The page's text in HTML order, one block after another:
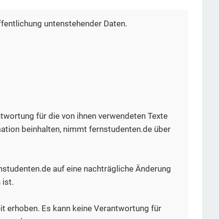
untenstehender Daten.
für die von ihnen verwendeten Texte
beinhalten, nimmt fernstudenten.de über
auf eine nachträgliche Änderung
ist.
erhoben. Es kann keine Verantwortung für